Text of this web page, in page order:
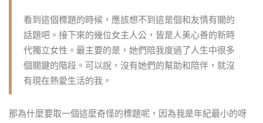
看到這個標題的時候，應該想不到這是個和友情有關的
話題吧。接下來的幾位女主人公，皆是人美心善的新時
代獨立女性。最主要的是，她們陪我度過了人生中很多
個關鍵的階段。可以說，沒有她們的幫助和陪伴，就沒
有現在熱愛生活的我。
那為什麼要取一個這麼奇怪的標題呢，因為我是年紀最小的呀